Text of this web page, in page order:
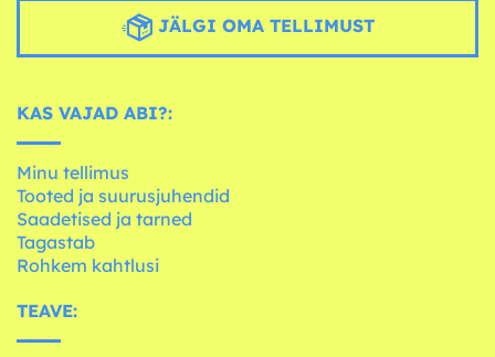
JÄLGI OMA TELLIMUST
KAS VAJAD ABI?:
Minu tellimus
Tooted ja suurusjuhendid
Saadetised ja tarned
Tagastab
Rohkem kahtlusi
TEAVE: